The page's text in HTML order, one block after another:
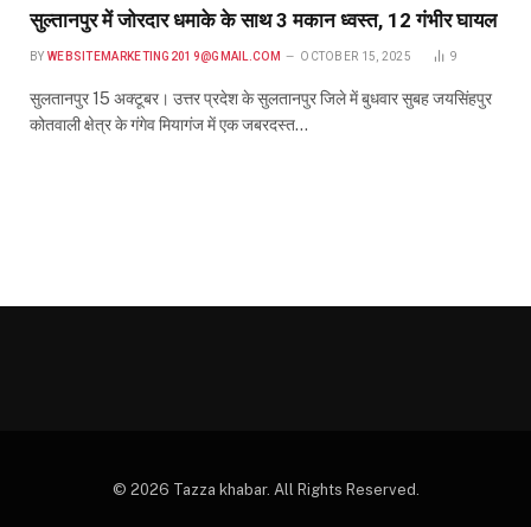
सुल्तानपुर में जोरदार धमाके के साथ 3 मकान ध्वस्त, 12 गंभीर घायल
BY WEBSITEMARKETING2019@GMAIL.COM OCTOBER 15, 2025 9
सुलतानपुर 15 अक्टूबर। उत्तर प्रदेश के सुलतानपुर जिले में बुधवार सुबह जयसिंहपुर
कोतवाली क्षेत्र के गंगेव मियागंज में एक जबरदस्त…
© 2026 Tazza khabar. All Rights Reserved.